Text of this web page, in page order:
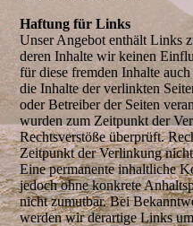
Haftung für Links
Unser Angebot enthält Links
deren Inhalte wir keinen
für diese fremden Inhalte
die Inhalte der verlinkten
oder Betreiber der Seiten
wurden zum Zeitpunkt der
Rechtsverstöße überprüft.
Zeitpunkt der Verlinkung
Eine permanente inhaltliche
jedoch ohne konkrete
nicht zumutbar. Bei
werden wir derartige Links